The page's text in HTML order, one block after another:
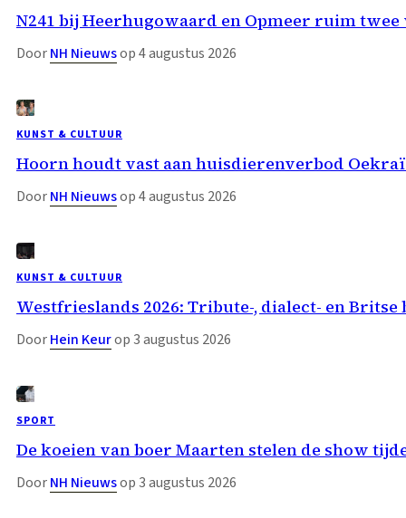
N241 bij Heerhugowaard en Opmeer ruim twee
DoorNH Nieuwsop 4 augustus 2026
KUNST & CULTUUR
Hoorn houdt vast aan huisdierenverbod
DoorNH Nieuwsop 4 augustus 2026
KUNST & CULTUUR
Westfrieslands 2026: Tribute-, dialect- en
DoorHein Keurop 3 augustus 2026
SPORT
De koeien van boer Maarten stelen de show
DoorNH Nieuwsop 3 augustus 2026